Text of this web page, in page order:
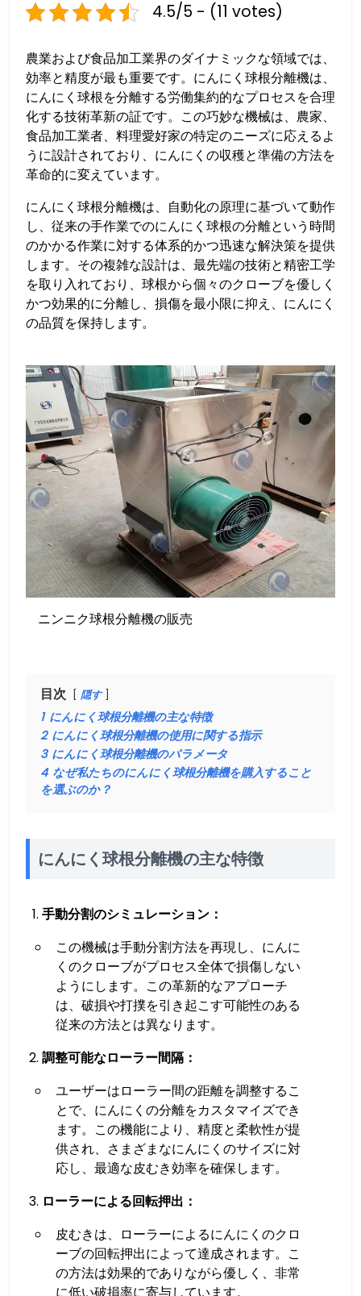
4.5/5 - (11 votes)
農業および食品加工業界のダイナミックな領域では、
効率と精度が最も重要です。にんにく球根分離機は、
にんにく球根を分離する労働集約的なプロセスを合理
化する技術革新の証です。この巧妙な機械は、農家、
食品加工業者、料理愛好家の特定のニーズに応えるよ
うに設計されており、にんにくの収穫と準備の方法を
革命的に変えています。
にんにく球根分離機は、自動化の原理に基づいて動作
し、従来の手作業でのにんにく球根の分離という時間
のかかる作業に対する体系的かつ迅速な解決策を提供
します。その複雑な設計は、最先端の技術と精密工学
を取り入れており、球根から個々のクローブを優しく
かつ効果的に分離し、損傷を最小限に抑え、にんにく
の品質を保持します。
ニンニク球根分離機の販売
目次 隠す
1 にんにく球根分離機の主な特徴
2 にんにく球根分離機の使用に関する指示
3 にんにく球根分離機のパラメータ
4 なぜ私たちのにんにく球根分離機を購入すること
を選ぶのか？
にんにく球根分離機の主な特徴
手動分割のシミュレーション：
この機械は手動分割方法を再現し、にんに
くのクローブがプロセス全体で損傷しない
ようにします。この革新的なアプローチ
は、破損や打撲を引き起こす可能性のある
従来の方法とは異なります。
調整可能なローラー間隔：
ユーザーはローラー間の距離を調整するこ
とで、にんにくの分離をカスタマイズでき
ます。この機能により、精度と柔軟性が提
供され、さまざまなにんにくのサイズに対
応し、最適な皮むき効率を確保します。
ローラーによる回転押出：
皮むきは、ローラーによるにんにくのクロ
ーブの回転押出によって達成されます。こ
の方法は効果的でありながら優しく、非常